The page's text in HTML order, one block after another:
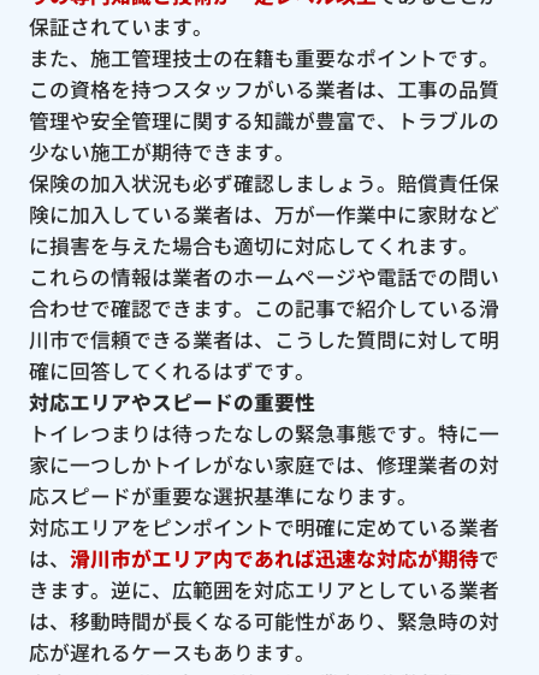
保証されています。
また、施工管理技士の在籍も重要なポイントです。
この資格を持つスタッフがいる業者は、工事の品質
管理や安全管理に関する知識が豊富で、トラブルの
少ない施工が期待できます。
保険の加入状況も必ず確認しましょう。賠償責任保
険に加入している業者は、万が一作業中に家財など
に損害を与えた場合も適切に対応してくれます。
これらの情報は業者のホームページや電話での問い
合わせで確認できます。この記事で紹介している滑
川市で信頼できる業者は、こうした質問に対して明
確に回答してくれるはずです。
対応エリアやスピードの重要性
トイレつまりは待ったなしの緊急事態です。特に一
家に一つしかトイレがない家庭では、修理業者の対
応スピードが重要な選択基準になります。
対応エリアをピンポイントで明確に定めている業者
は、 滑川市がエリア内であれば迅速な対応が期待で
きます。逆に、広範囲を対応エリアとしている業者
は、移動時間が長くなる可能性があり、緊急時の対
応が遅れるケースもあります。